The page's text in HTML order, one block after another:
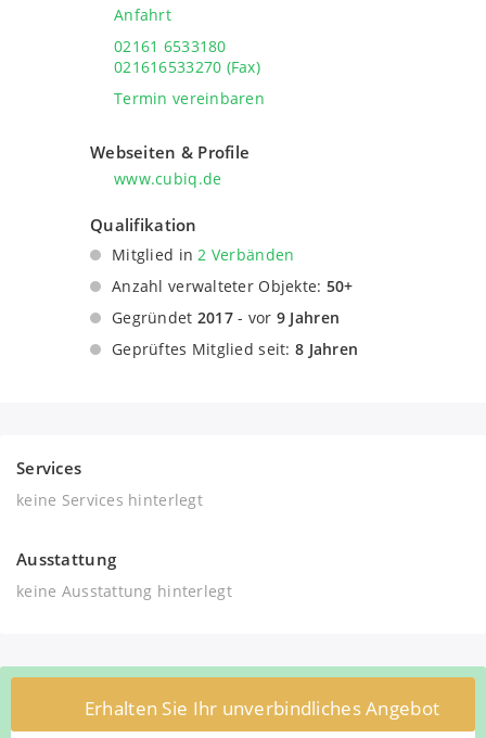
Anfahrt
02161 6533180
021616533270 (Fax)
Termin vereinbaren
Webseiten & Profile
www.cubiq.de
Qualifikation
Mitglied in2 Verbänden
Dachverband Deutscher Immobilienverwalter
Verband der nordrhein-westfälischen
Immobilienverwalter e.V.
Anzahl verwalteter Objekte: 50+
Gegründet 2017- vor 9 Jahren
Geprüftes Mitglied seit: 8 Jahren
Services
keine Services hinterlegt
Ausstattung
keine Ausstattung hinterlegt
Erhalten Sie Ihr unverbindliches Angebot